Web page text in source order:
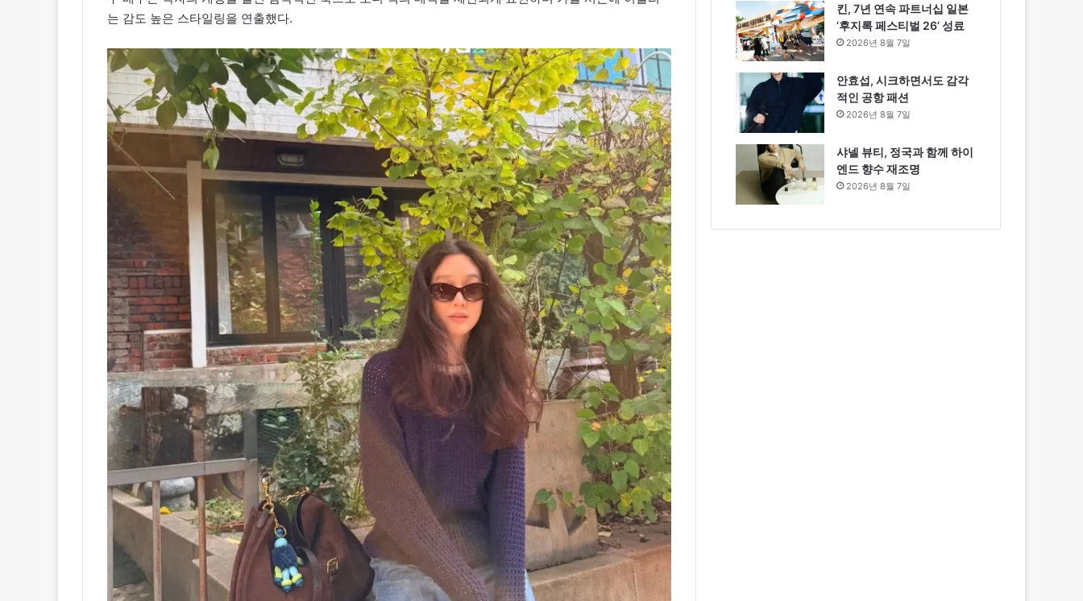
는 감도 높은 스타일링을 연출했다.
킨, 7년 연속 파트너십 일본
‘후지록 페스티벌 26’ 성료
2026년 8월 7일
안효섭, 시크하면서도 감각
적인 공항 패션
2026년 8월 7일
샤넬 뷰티, 정국과 함께 하이
엔드 향수 재조명
2026년 8월 7일